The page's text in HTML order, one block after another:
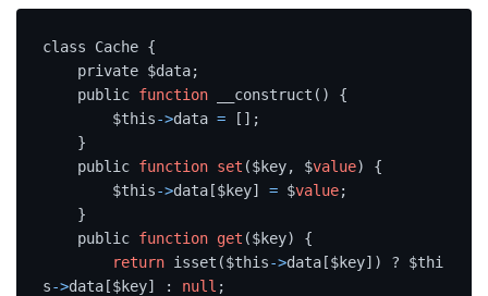
class Cache {
    public
function __construct() {
        $this
->data = [];
    public
function set ($key, $value) {
        $this
->data[$key] = $value;
    public
function get ($key) {
return isset($this->data[$key]) ? $thi
s->data[$key] : null ;